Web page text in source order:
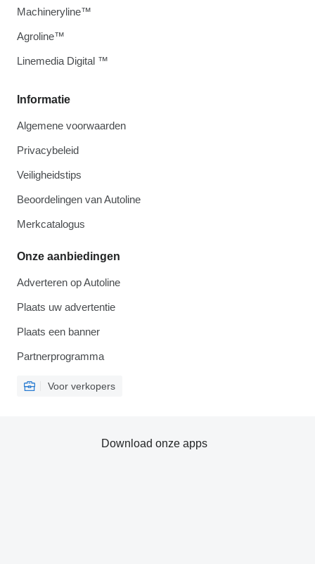
Informatie
Algemene voorwaarden
Privacybeleid
Veiligheidstips
Beoordelingen van Autoline
Merkcatalogus
Onze aanbiedingen
Adverteren op Autoline
Plaats uw advertentie
Plaats een banner
Partnerprogramma
Voor verkopers
Machineryline™
Agroline™
Linemedia Digital ™
Download onze apps